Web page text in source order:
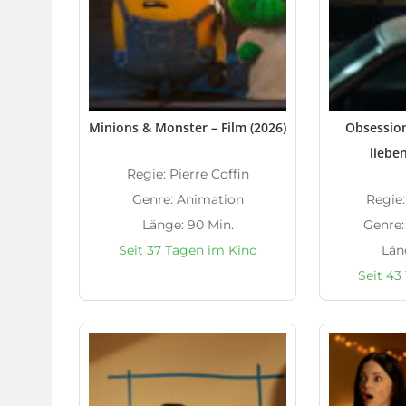
Minions & Monster – Film (2026)
Regie: Pierre Coffin
Genre: Animation
Länge: 90 Min.
Seit 37 Tagen im Kino
Seit 43